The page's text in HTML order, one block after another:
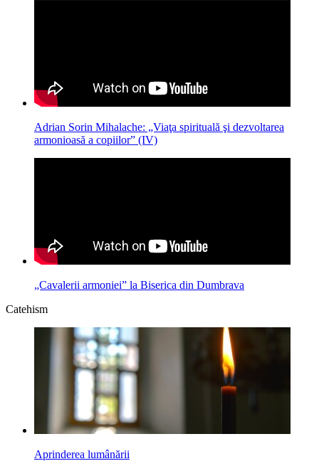
Adrian Sorin Mihalache: „Viaţa spirituală şi dezvoltarea
armonioasă a copiilor” (IV)
„Cavalerii armoniei” la Biserica din Dumbrava
Catehism
Aprinderea lumânării